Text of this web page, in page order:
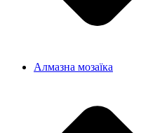
Алмазна мозаїка